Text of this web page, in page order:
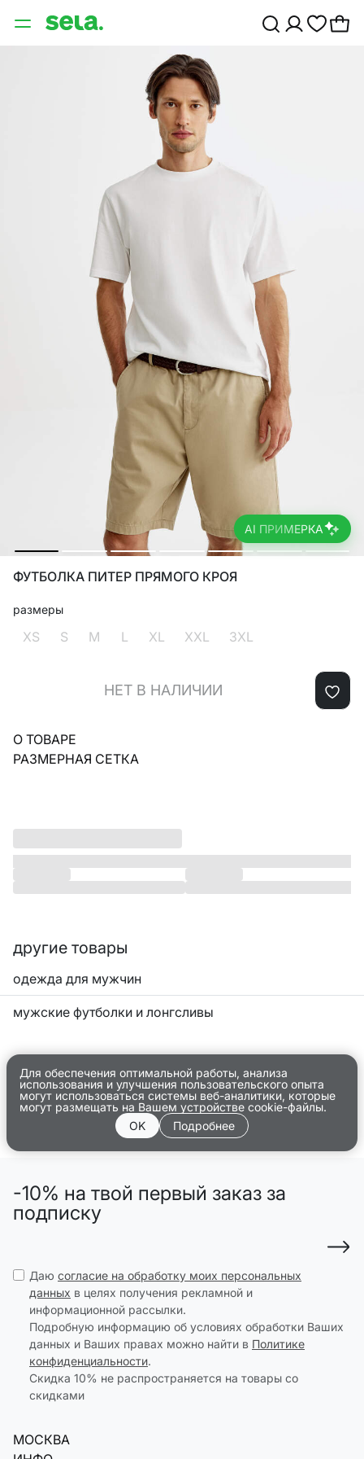
AI ПРИМЕРКА
ФУТБОЛКА ПИТЕР ПРЯМОГО КРОЯ
размеры
XS S M L XL XXL 3XL
НЕТ В НАЛИЧИИ
О ТОВАРЕ
РАЗМЕРНАЯ СЕТКА
другие товары
одежда для мужчин
мужские футболки и лонгсливы
Для обеспечения оптимальной работы, анализа
использования и улучшения пользовательского опыта
могут использоваться системы веб-аналитики, которые
могут размещать на Вашем устройстве cookie-файлы.
OK
Подробнее
-10% на твой первый заказ за
подписку
Даю согласие на обработку моих персональных
данных в целях получения рекламной и
информационной рассылки.
Подробную информацию об условиях обработки Ваших
данных и Ваших правах можно найти в Политике
конфиденциальности.
Скидка 10% не распространяется на товары со
скидками
МОСКВА